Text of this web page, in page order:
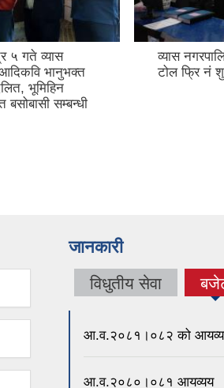
५ गते व्यास
भानुभक्त
भूमिहिन
बसोबासी सम्बन्धी
व्यास
टोल फ्रि नं
जानकारी
विधुतीय सेवा
आ.व.२०८१।०८२ को
आ.व.२०८०।०८१ आयव्यय